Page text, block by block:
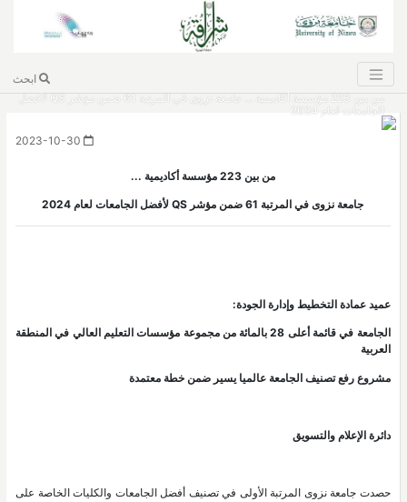
ابحث
من بين 223 مؤسسة أكاديمية ... جامعة نزوى في المرتبة 61 ضمن مؤشر QS لأفضل
الجامعات لعام 2024
من بين 223 مؤسسة أكاديمية ...
جامعة نزوى في المرتبة 61 ضمن مؤشر QS لأفضل الجامعات لعام 2024
عميد عمادة التخطيط وإدارة الجودة:
الجامعة في قائمة أعلى 28 بالمائة من مجموعة مؤسسات التعليم العالي في المنطقة
العربية
مشروع رفع تصنيف الجامعة عالميا يسير ضمن خطة معتمدة
دائرة الإعلام والتسويق
حصدت جامعة نزوى المرتبة الأولى في تصنيف أفضل الجامعات والكليات الخاصة على